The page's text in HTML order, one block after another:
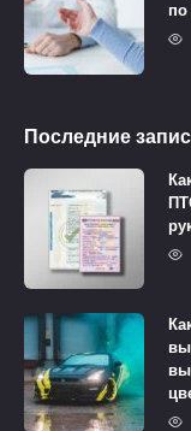
по
Последние